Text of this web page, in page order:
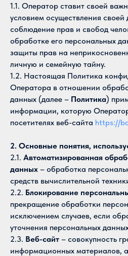
1.1. Оператор ставит своей
условием осуществления своей
соблюдение прав и свобод
обработке его персональных
защиты прав на
личную и семейную тайну.
1.2. Настоящая Политика
Оператора в отношении
данных (далее – Политика)
информации, которую
посетителях веб-сайта https://
2. Основные понятия,
2.1. Автоматизированная
данных – обработка
средств вычислительной
2.2. Блокирование
прекращение обработки
исключением случаев, если
уточнения персональных
2.3. Веб-сайт – совокупность
информационных материалов,